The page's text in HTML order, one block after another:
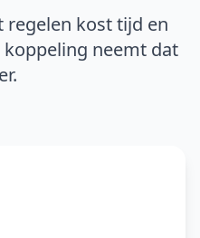
kost tijd en
neemt dat